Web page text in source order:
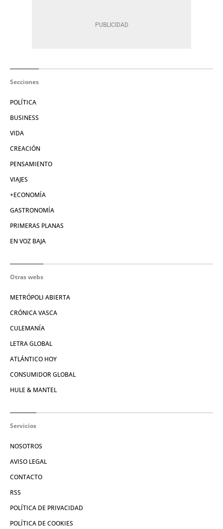
Secciones
POLÍTICA
BUSINESS
VIDA
CREACIÓN
PENSAMIENTO
VIAJES
+ECONOMÍA
GASTRONOMÍA
PRIMERAS PLANAS
EN VOZ BAJA
Otras webs
METRÓPOLI ABIERTA
CRÓNICA VASCA
CULEMANÍA
LETRA GLOBAL
ATLÁNTICO HOY
CONSUMIDOR GLOBAL
HULE & MANTEL
Servicios
NOSOTROS
AVISO LEGAL
CONTACTO
RSS
POLÍTICA DE PRIVACIDAD
POLÍTICA DE COOKIES